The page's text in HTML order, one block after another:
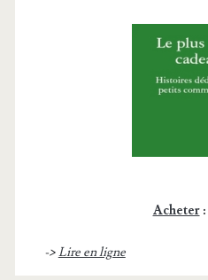
Acheter:
->Lire en ligne